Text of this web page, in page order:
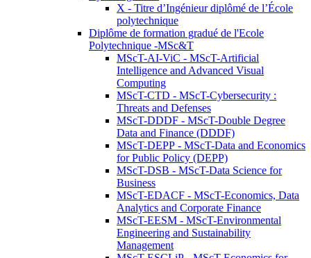
X - Titre d’Ingénieur diplômé de l’École
polytechnique
Diplôme de formation gradué de l'Ecole
Polytechnique -MSc&T
MScT-AI-ViC - MScT-Artificial
Intelligence and Advanced Visual
Computing
MScT-CTD - MScT-Cybersecurity :
Threats and Defenses
MScT-DDDF - MScT-Double Degree
Data and Finance (DDDF)
MScT-DEPP - MScT-Data and Economics
for Public Policy (DEPP)
MScT-DSB - MScT-Data Science for
Business
MScT-EDACF - MScT-Economics, Data
Analytics and Corporate Finance
MScT-EESM - MScT-Environmental
Engineering and Sustainability
Management